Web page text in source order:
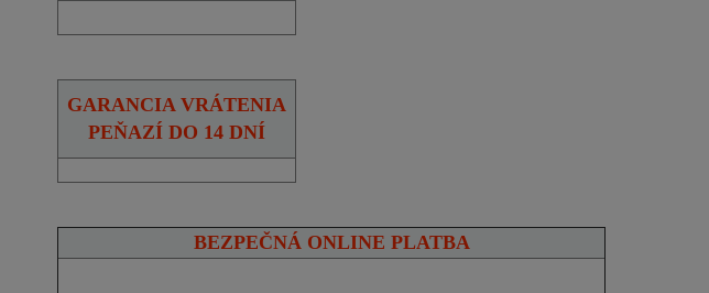
GARANCIA VRÁTENIA
PEŇAZÍ DO 14 DNÍ
BEZPEČNÁ ONLINE PLATBA